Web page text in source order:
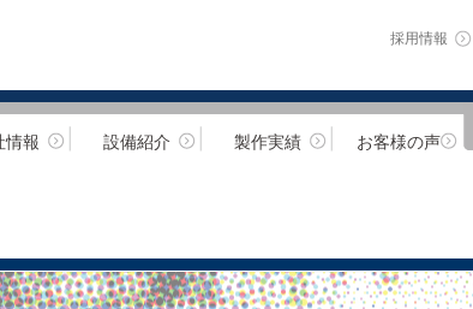
採用情報
情報 設備紹介 製作実績 お客様の声